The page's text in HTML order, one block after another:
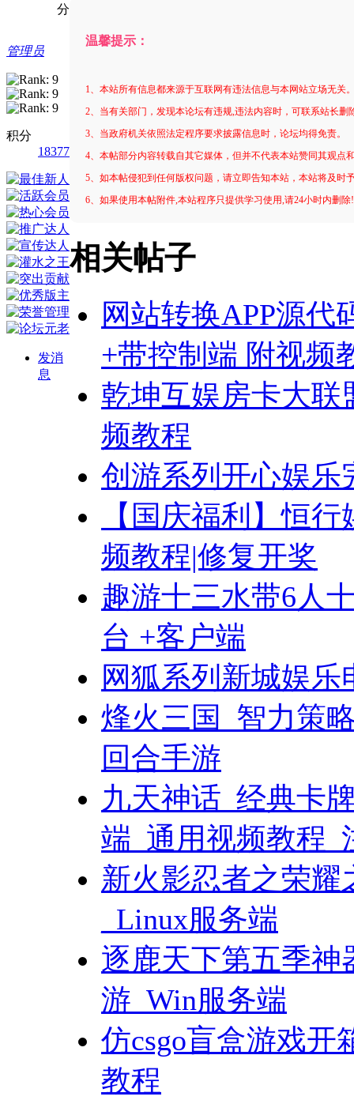
分
管理员
积分
18377
发消
息
温馨提示：
1、本站所有信息都来源于互联网有违法信息与本网站立场无关
2、当有关部门，发现本论坛有违规,违法内容时，可联系站长删
3、当政府机关依照法定程序要求披露信息时，论坛均得免责。
4、本帖部分内容转载自其它媒体，但并不代表本站赞同其观点
5、如本帖侵犯到任何版权问题，请立即告知本站，本站将及时
6、如果使用本帖附件,本站程序只提供学习使用,请24小时内删
相关帖子
网站转换APP源代
+带控制端 附视频
乾坤互娱房卡大联
频教程
创游系列开心娱乐
【国庆福利】恒
频教程|修复开奖
趣游十三水带6人
台 +客户端
网狐系列新城娱乐
烽火三国_智力策
回合手游
九天神话_经典卡
端_通用视频教程
新火影忍者之荣耀
_Linux服务端
逐鹿天下第五季神
游_Win服务端
仿csgo盲盒游戏开
教程